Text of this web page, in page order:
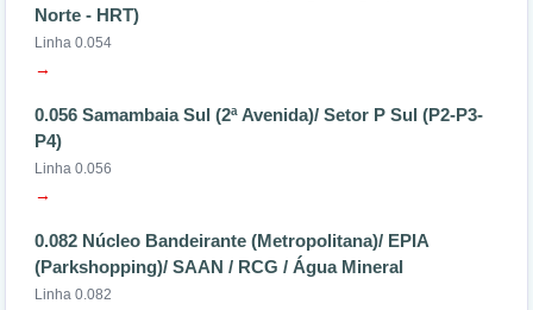
Norte - HRT)
Linha 0.054
→
0.056 Samambaia Sul (2ª Avenida)/ Setor P Sul (P2-P3-
P4)
Linha 0.056
→
0.082 Núcleo Bandeirante (Metropolitana)/ EPIA
(Parkshopping)/ SAAN / RCG / Água Mineral
Linha 0.082